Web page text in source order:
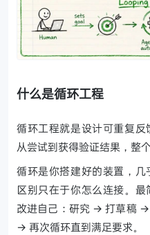
什么是循环工程
循环工程就是设计可重复
从尝试到获得验证结果，整
循环是你搭建好的装置，
区别只在于你怎么连接。
改进自己：研究 → 打草稿
→ 再次循环直到满足要求。